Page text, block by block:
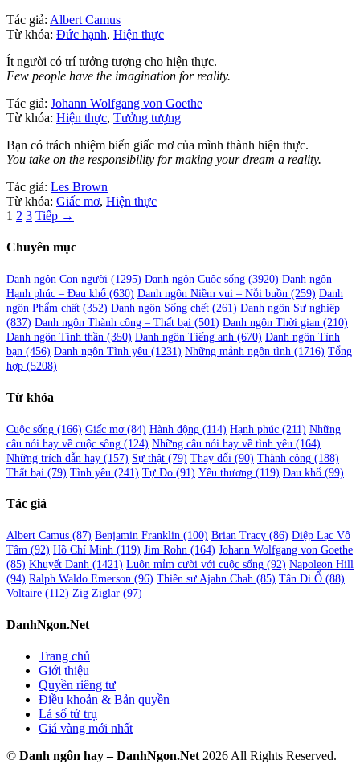
Tác giả: Albert Camus
Từ khóa: Đức hạnh, Hiện thực
Ít người có trí tưởng tượng cho hiện thực.
Few people have the imagination for reality.
Tác giả: Johann Wolfgang von Goethe
Từ khóa: Hiện thực, Tưởng tượng
Bạn có trách nhiệm biến giấc mơ của mình thành hiện thực.
You take on the responsibility for making your dream a reality.
Tác giả: Les Brown
Từ khóa: Giấc mơ, Hiện thực
Phân
trang
viết
1 2 3 Tiếp →
Chuyên mục
Danh ngôn Con người (1295) Danh ngôn Cuộc sống (3920) Danh ngôn
Hạnh phúc – Đau khổ (630) Danh ngôn Niềm vui – Nỗi buồn (259) Danh
ngôn Phẩm chất (352) Danh ngôn Sống chết (261) Danh ngôn Sự nghiệp
(837) Danh ngôn Thành công – Thất bại (501) Danh ngôn Thời gian (210)
Danh ngôn Tinh thần (350) Danh ngôn Tiếng anh (670) Danh ngôn Tình
bạn (456) Danh ngôn Tình yêu (1231) Những mảnh ngôn tình (1716) Tổng
hợp (5208)
Từ khóa
Cuộc sống (166) Giấc mơ(84) Hành động (114) Hạnh phúc (211) Những
câu nói hay về cuộc sống (124) Những câu nói hay về tình yêu (164)
Những trích dẫn hay (157) Sự thật (79) Thay đổi (90) Thành công (188)
Thất bại (79) Tình yêu (241) Tự Do (91) Yêu thương (119) Đau khổ (99)
Tác giả
Albert Camus (87) Benjamin Franklin (100) Brian Tracy (86) Diệp Lạc Vô
Tâm (92) Hồ Chí Minh (119) Jim Rohn (164) Johann Wolfgang von Goethe
(85) Khuyết Danh (1421) Luôn mỉm cười với cuộc sống (92) Napoleon Hill
(94) Ralph Waldo Emerson (96) Thiền sư Ajahn Chah (85) Tân Di Ổ (88)
Voltaire (112) Zig Ziglar (97)
DanhNgon.Net
Trang chủ
Giới thiệu
Quyền riêng tư
Điều khoản & Bản quyền
Lá số tứ trụ
Giá vàng mới nhất
© Danh ngôn hay – DanhNgon.Net 2026 All Rights Reserved.